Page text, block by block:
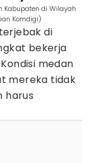
Kabupaten di Wilayah
Komdigi)
di
bekerja
medan
mereka tidak
harus